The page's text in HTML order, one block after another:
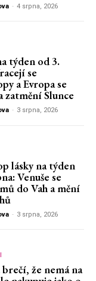
- 4 srpna, 2026
týden od 3.
se
a Evropa se
zatmění Slunce
- 3 srpna, 2026
lásky na týden
Venuše se
do Vah a mění
- 3 srpna, 2026
že nemá na